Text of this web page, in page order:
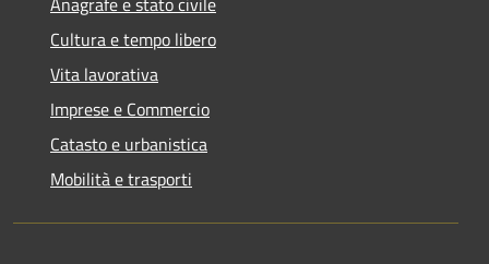
Cultura e tempo libero
Vita lavorativa
Imprese e Commercio
Catasto e urbanistica
Mobilità e trasporti